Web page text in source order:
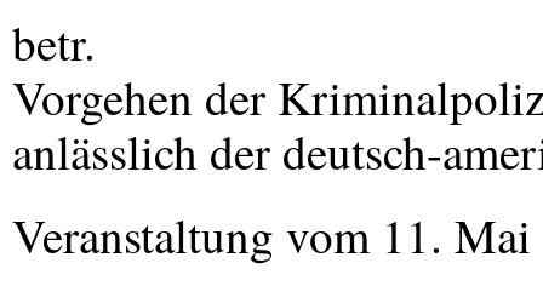
betr.
Vorgehen der
anlässlich der deutsch-
Veranstaltung vom 11.